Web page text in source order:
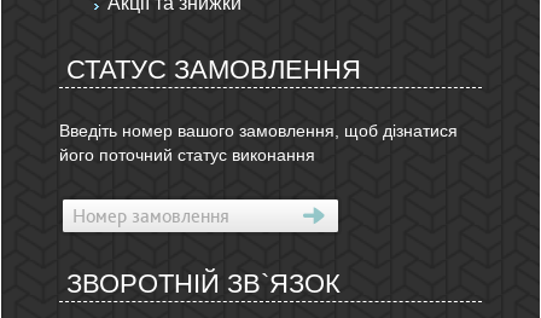
СТАТУС ЗАМОВЛЕННЯ
Введіть номер вашого замовлення, щоб дізнатися
його поточний статус виконання
ЗВОРОТНІЙ ЗВ`ЯЗОК